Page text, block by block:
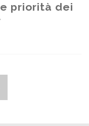
priorità dei